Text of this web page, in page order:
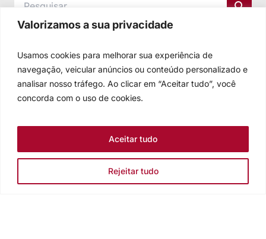
Valorizamos a sua privacidade
Usamos cookies para melhorar sua experiência de
navegação, veicular anúncios ou conteúdo personalizado e
analisar nosso tráfego. Ao clicar em “Aceitar tudo”, você
concorda com o uso de cookies.
Rejeitar tudo
Aceitar tudo